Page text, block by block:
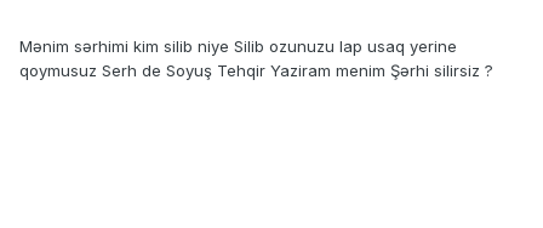
Mənim sərhimi kim silib niye Silib ozunuzu lap usaq yerine
qoymusuz Serh de Soyuş Tehqir Yaziram menim Şərhi silirsiz ?